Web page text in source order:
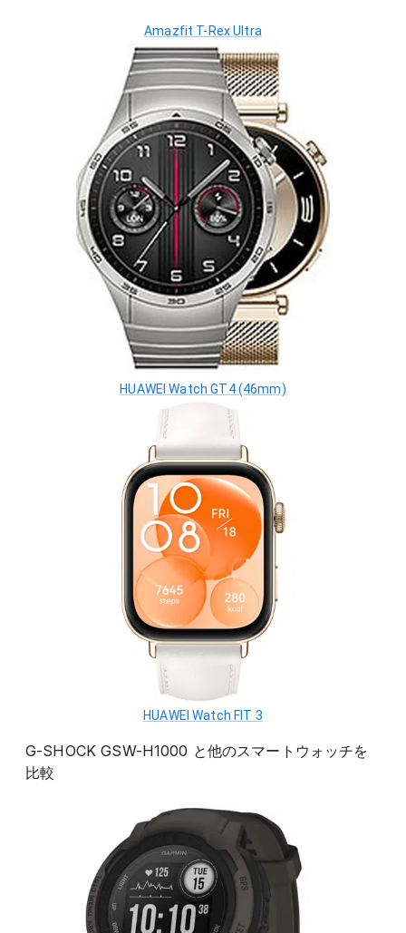
Amazfit T-Rex Ultra
HUAWEI Watch GT4 (46mm)
HUAWEI Watch FIT 3
G-SHOCK GSW-H1000 と他のスマートウォッチを
比較